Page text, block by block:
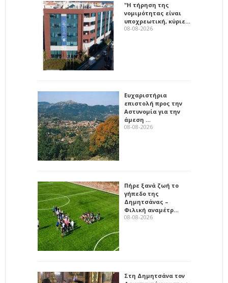
"Η τήρηση της
νομιμότητας είναι
υποχρεωτική, κύριε…
08-08-2026
Ευχαριστήρια
επιστολή προς την
Αστυνομία για την
άμεση …
08-08-2026
Πήρε ξανά ζωή το
γήπεδο της
Δημητσάνας –
Φιλική αναμέτρ…
08-08-2026
Στη Δημητσάνα τον